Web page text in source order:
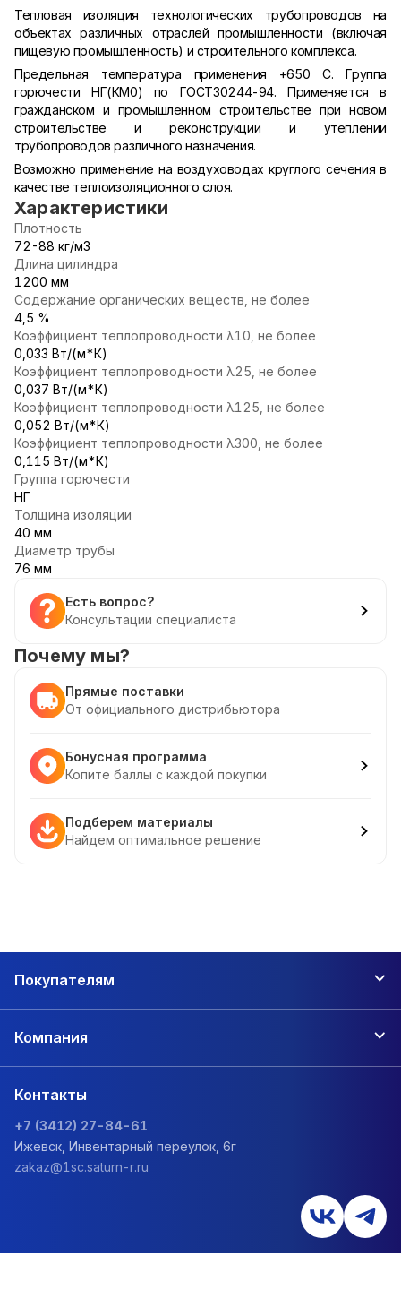
Тепловая изоляция технологических трубопроводов на
объектах различных отраслей промышленности (включая
пищевую промышленность) и строительного комплекса.
Предельная температура применения +650 С. Группа
горючести НГ(КМ0) по ГОСТ30244-94. Применяется в
гражданском и промышленном строительстве при новом
строительстве и реконструкции и утеплении
трубопроводов различного назначения.
Возможно применение на воздуховодах круглого сечения в
качестве теплоизоляционного слоя.
Характеристики
Плотность
72-88 кг/м3
Длина цилиндра
1200 мм
Содержание органических веществ, не более
4,5 %
Коэффициент теплопроводности λ10, не более
0,033 Вт/(м*К)
Коэффициент теплопроводности λ25, не более
0,037 Вт/(м*К)
Коэффициент теплопроводности λ125, не более
0,052 Вт/(м*К)
Коэффициент теплопроводности λ300, не более
0,115 Вт/(м*К)
Группа горючести
НГ
Толщина изоляции
40 мм
Диаметр трубы
76 мм
Есть вопрос?
Консультации специалиста
Почему мы?
Прямые поставки
От официального дистрибьютора
Бонусная программа
Копите баллы с каждой покупки
Подберем материалы
Найдем оптимальное решение
Покупателям
Компания
Контакты
+7 (3412) 27-84-61
Ижевск, Инвентарный переулок, 6г
zakaz@1sc.saturn-r.ru